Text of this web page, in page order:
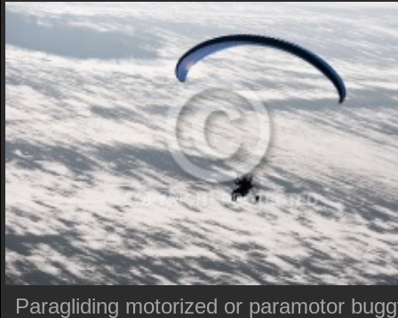
Paragliding motorized or paramotor